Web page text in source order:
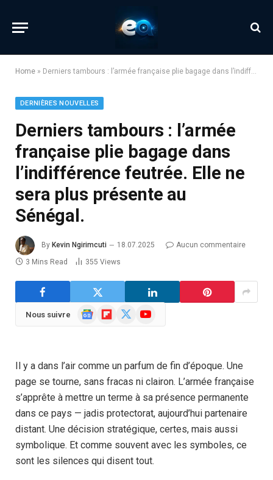
Home » Derniers tambours : l’armée française plie bagage dans l’indifférence feutrée. Elle ne sera plus présente au Sénégal.
DERNIÈRES NOUVELLES
Derniers tambours : l’armée
française plie bagage dans
l’indifférence feutrée. Elle ne
sera plus présente au
Sénégal.
By Kevin Ngirimcuti 18.07.2025
Aucun commentaire
3 Mins Read
355 Views
Nous suivre
GoogleFlipboard YouTube
Il y a dans l’air comme un parfum de fin d’époque. Une
page se tourne, sans fracas ni clairon. L’armée française
s’apprête à mettre un terme à sa présence permanente
dans ce pays — jadis protectorat, aujourd’hui partenaire
distant. Une décision stratégique, certes, mais aussi
symbolique. Et comme souvent avec les symboles, ce
sont les silences qui disent tout.